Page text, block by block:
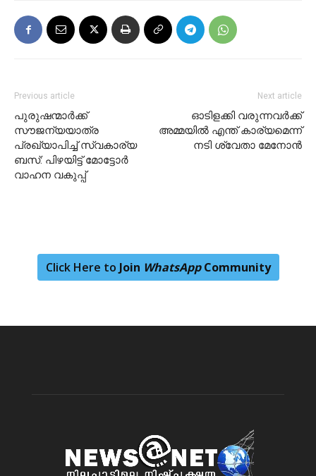
Previous article
പുരുഷന്മാർക്ക്
സൗജന്യയാത്ര
പ്രഖ്യാപിച്ച് സ്വകാര്യ
ബസ്: പിഴയിട്ട് മോട്ടോർ
വാഹന വകുപ്പ്
Next article
ഓടിളക്കി വരുന്നവർക്ക്
അമ്മയിൽ എന്ത് കാര്യമെന്ന്
നടി ശ്വേതാ മേനോൻ
Click Here to Join WhatsAppCommunity